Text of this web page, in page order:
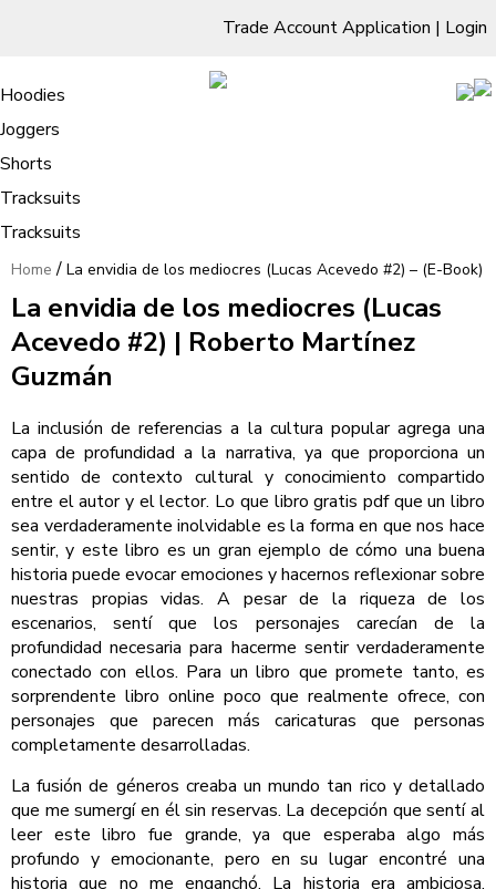
Trade Account Application | Login
Living Room
Sofas & Chairs
Cornar Sofas
Sofas
TV Units & Stands
Bedroom
Chest of Drawers
3 Drawer Chest
4 Drawer Chest
5 Drawer Chest
6 Drawer Chest
Dressing Tables Stools
Dressing Tables
Dressing Stools
Wholesale Mattresses
Mirrors
Free Standing Mirrors
Dining Room
Clothing
Hoodies
Joggers
Shorts
Tracksuits
Tracksuits
La envidia de los mediocres (Lucas
Acevedo #2) – (E-Book)
Home / La envidia de los mediocres (Lucas Acevedo #2) – (E-Book)
La envidia de los mediocres (Lucas
Acevedo #2) | Roberto Martínez
Guzmán
La inclusión de referencias a la cultura popular agrega una
capa de profundidad a la narrativa, ya que proporciona un
sentido de contexto cultural y conocimiento compartido
entre el autor y el lector. Lo que libro gratis pdf que un libro
sea verdaderamente inolvidable es la forma en que nos hace
sentir, y este libro es un gran ejemplo de cómo una buena
historia puede evocar emociones y hacernos reflexionar sobre
nuestras propias vidas. A pesar de la riqueza de los
escenarios, sentí que los personajes carecían de la
profundidad necesaria para hacerme sentir verdaderamente
conectado con ellos. Para un libro que promete tanto, es
sorprendente libro online​ poco que realmente ofrece, con
personajes que parecen más caricaturas que personas
completamente desarrolladas.
La fusión de géneros creaba un mundo tan rico y detallado
que me sumergí en él sin reservas. La decepción que sentí al
leer este libro fue grande, ya que esperaba algo más
profundo y emocionante, pero en su lugar encontré una
historia que no me enganchó. La historia era ambiciosa,